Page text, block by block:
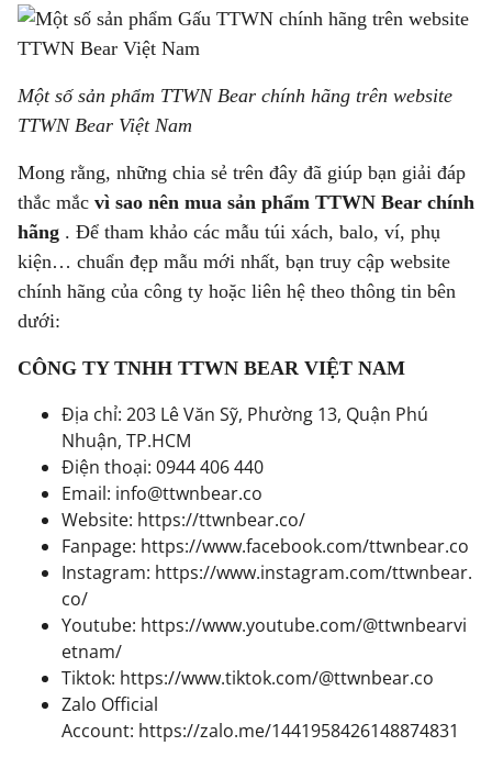
Một số sản phẩm TTWN Bear chính hãng trên website
TTWN Bear Việt Nam
Mong rằng, những chia sẻ trên đây đã giúp bạn giải đáp
thắc mắc vì sao nên mua sản phẩm TTWN Bear chính
hãng . Để tham khảo các mẫu túi xách, balo, ví, phụ
kiện… chuẩn đẹp mẫu mới nhất, bạn truy cập website
chính hãng của công ty hoặc liên hệ theo thông tin bên
dưới:
CÔNG TY TNHH TTWN BEAR VIỆT NAM
Địa chỉ: 203 Lê Văn Sỹ, Phường 13, Quận Phú
Nhuận, TP.HCM
Điện thoại: 0944 406 440
Email: info@ttwnbear.co
Website: https://ttwnbear.co/
Fanpage: https://www.facebook.com/ttwnbear.co
Instagram: https://www.instagram.com/ttwnbear.
co/
Youtube: https://www.youtube.com/@ttwnbearvi
etnam/
Tiktok: https://www.tiktok.com/@ttwnbear.co
Zalo Official
Account: https://zalo.me/1441958426148874831